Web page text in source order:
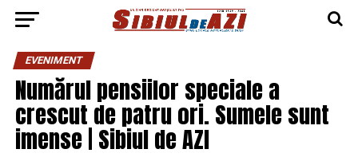
EVENIMENT
Numărul pensiilor speciale a
crescut de patru ori. Sumele sunt
imense | Sibiul de AZI